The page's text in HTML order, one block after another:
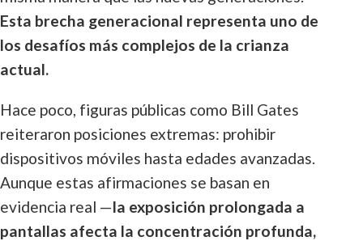
Esta brecha generacional representa uno de
los desafíos más complejos de la crianza
actual.
Hace poco, figuras públicas como Bill Gates
reiteraron posiciones extremas: prohibir
dispositivos móviles hasta edades avanzadas.
Aunque estas afirmaciones se basan en
evidencia real —la exposición prolongada a
pantallas afecta la concentración profunda,